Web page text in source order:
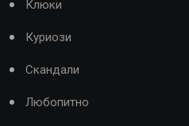
Клюки
Куриози
Скандали
Любопитно